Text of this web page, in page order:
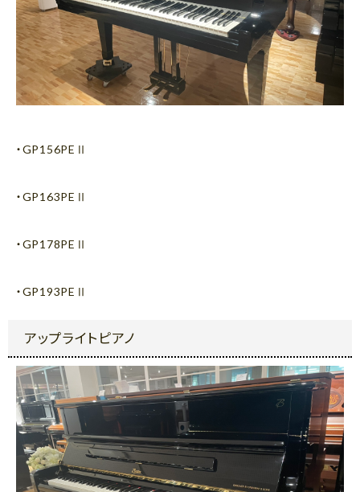
・GP156PEⅡ
・GP163PEⅡ
・GP178PEⅡ
・GP193PEⅡ
アップライトピアノ